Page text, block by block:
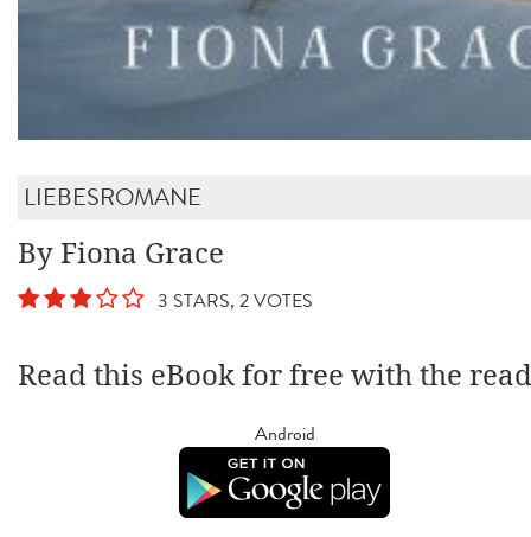
LIEBESROMANE
By Fiona Grace
3 STARS, 2 VOTES
Read this eBook for free with the
Android